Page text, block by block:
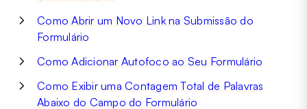
Como Abrir um Novo Link na Submissão do
Formulário
Como Adicionar Autofoco ao Seu Formulário
Como Exibir uma Contagem Total de Palavras
Abaixo do Campo do Formulário